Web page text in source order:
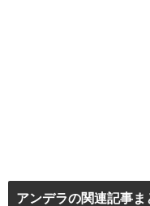
アンデラの関連記事ま